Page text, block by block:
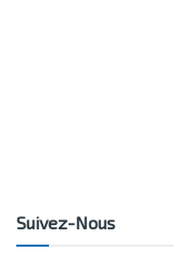
Suivez-Nous